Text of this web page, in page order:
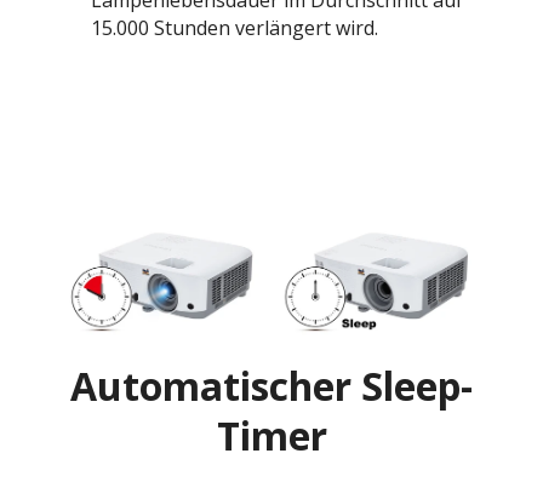
15.000 Stunden verlängert wird.
Automatischer Sleep-
Timer